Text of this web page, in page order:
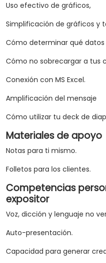
Uso efectivo de gráficos,
Simplificación de gráficos y
Cómo determinar qué
Cómo no sobrecargar a tus
Conexión con MS Excel.
Amplificación del mensaje
Cómo utilizar tu deck de
Materiales de apoyo
Notas para ti mismo.
Folletos para los clientes.
Competencias
expositor
Voz, dicción y lenguaje no
Auto-presentación.
Capacidad para generar